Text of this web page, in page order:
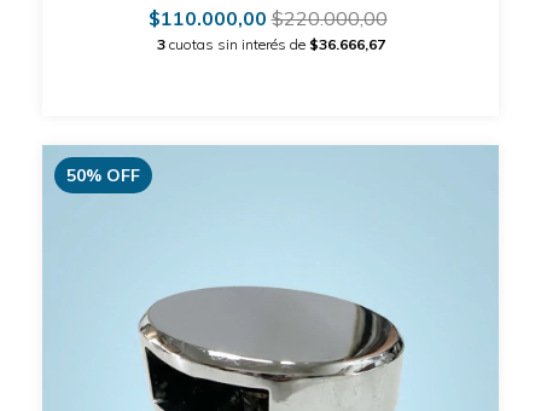
$110.000,00$220.000,00
3 cuotas sin interés de $36.666,67
50% OFF